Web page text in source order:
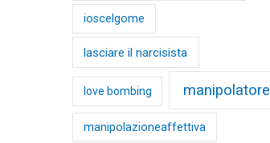
ioscelgome
lasciare il narcisista
love bombing manipolatore
manipolazioneaffettiva